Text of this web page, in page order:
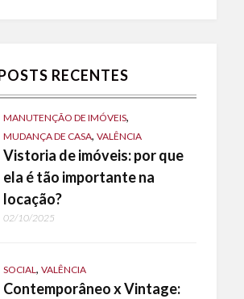
RECENTES
MANUTENÇÃO DE IMÓVEIS,
MUDANÇA DE CASA, VALÊNCIA
Vistoria de imóveis: por que
ela é tão importante na
locação?
02/10/2025
SOCIAL, VALÊNCIA
Contemporâneo x Vintage: